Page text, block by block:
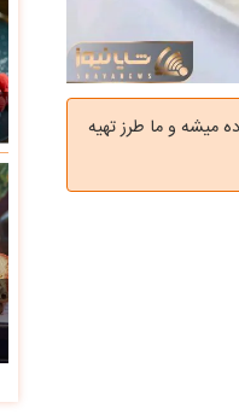
و ما طرز تهیه